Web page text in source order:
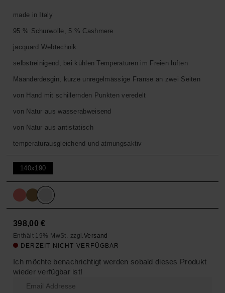
made in Italy
95 % Schurwolle, 5 % Cashmere
jacquard Webtechnik
selbstreinigend, bei kühlen Temperaturen im Freien lüften
Mäanderdesgin, kurze unregelmässige Franse an zwei Seiten
von Hand mit schillernden Punkten veredelt
von Natur aus wasserabweisend
von Natur aus antistatisch
temperaturausgleichend und atmungsaktiv
140x190
398,00€
Enthält 19% MwSt. zzgl. Versand
DERZEIT NICHT VERFÜGBAR
Ich möchte benachrichtigt werden sobald dieses Produkt
wieder verfügbar ist!
your